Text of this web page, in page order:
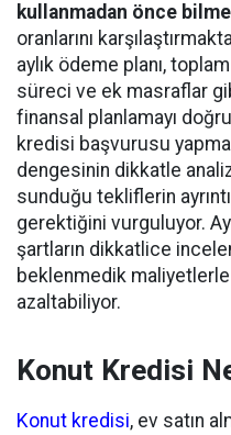
kullanmadan önce
oranlarını
aylık ödeme planı,
süreci ve ek masraflar
finansal planlamayı
kredisi başvurusu
dengesinin dikkatle
sunduğu tekliflerin
gerektiğini vurguluyor.
şartların dikkatlice
beklenmedik
azaltabiliyor.
Konut Kredisi
Konut kredisi, ev satın